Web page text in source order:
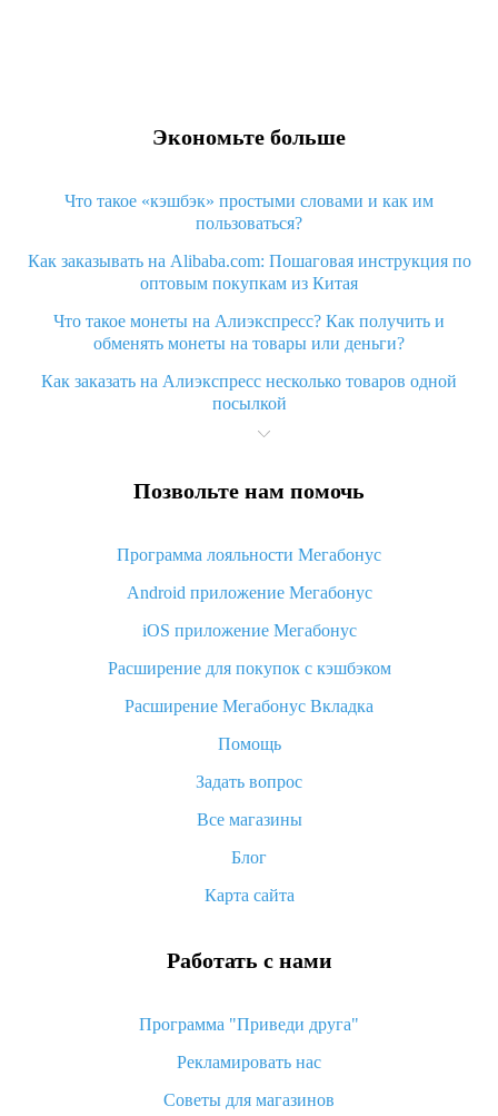
Экономьте больше
Что такое «кэшбэк» простыми словами и как им
пользоваться?
Как заказывать на Alibaba.com: Пошаговая инструкция по
оптовым покупкам из Китая
Что такое монеты на Алиэкспресс? Как получить и
обменять монеты на товары или деньги?
Как заказать на Алиэкспресс несколько товаров одной
посылкой
Что значит статус «Заказ закрыт» на Алиэкспресс и что
Что делать, если Алиэкспресс просит ввести паспортные
Как узнать, куда пришла посылка с Алиэкспресс
Вы отменили заказ на Алиэкспресс, когда вернут деньги?
Что такое баллы на Алиэкспресс, как их получить и
«AliExpress Standard Shipping»: что это за метод доставки и
как его отслеживать
Как покупать оптом на Алиэкспресс
Что делать, если не пришел товар с Алиэкспресс
возврата денег
Позвольте нам помочь
Программа лояльности Мегабонус
Android приложение Мегабонус
iOS приложение Мегабонус
Расширение для покупок с кэшбэком
Расширение Мегабонус Вкладка
Помощь
Задать вопрос
Все магазины
Блог
Карта сайта
Работать с нами
Программа "Приведи друга"
Рекламировать нас
Советы для магазинов